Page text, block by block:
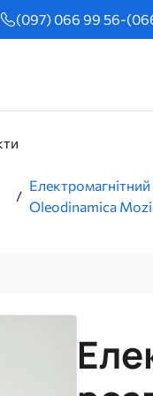
(097) 066 99 56-
Oleodinamica